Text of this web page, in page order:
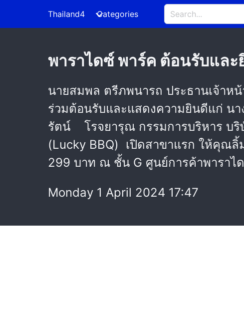
Thailand4 Categories
พาราไดซ์ พาร์ค ต้อนรับแล
นายสมพล ตรีภพนารถ ประธานเจ้าห
ร่วมต้อนรับและแสดงความยินดีแก่ น
รัตน์ โรจยารุณ กรรมการบริหาร บริ
(Lucky BBQ) เปิดสาขาแรก ให้คุณ
299 บาท ณ ชั้น G ศูนย์การค้าพาราไ
Monday 1 April 2024 17:47